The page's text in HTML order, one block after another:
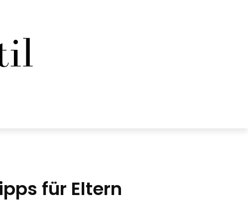
für Eltern